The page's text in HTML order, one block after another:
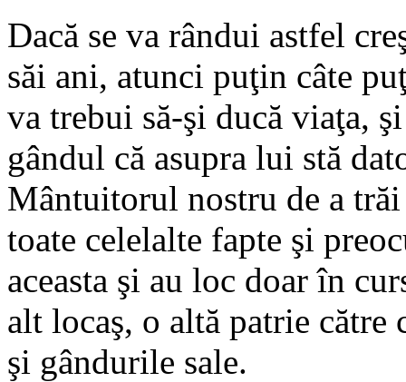
Dacă se va rândui astfel
săi ani, atunci puţin câte
va trebui să-şi ducă viaţa,
gândul că asupra lui stă
Mântuitorul nostru de a
toate celelalte fapte şi
aceasta şi au loc doar în
alt locaş, o altă patrie către
şi gândurile sale.